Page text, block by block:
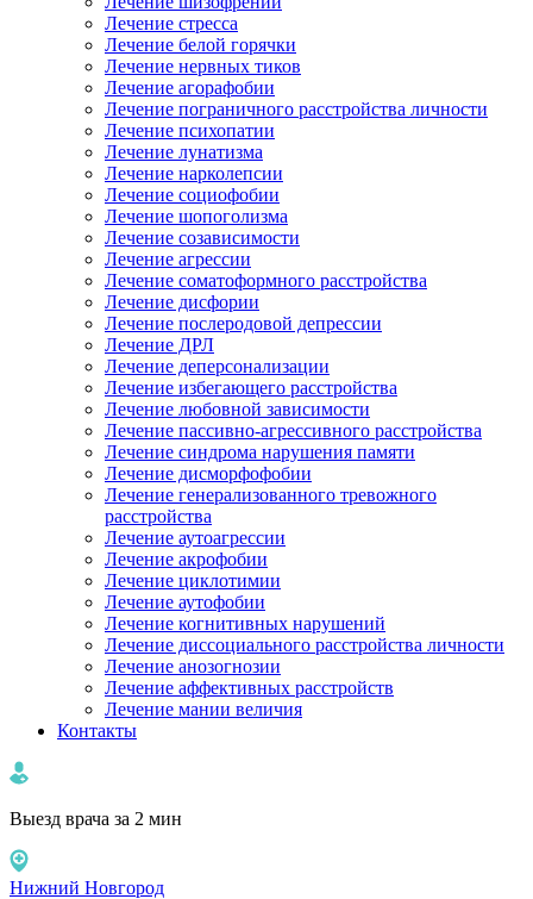
Лечение стресса
Лечение белой горячки
Лечение нервных тиков
Лечение агорафобии
Лечение пограничного расстройства личности
Лечение психопатии
Лечение лунатизма
Лечение нарколепсии
Лечение социофобии
Лечение шопоголизма
Лечение созависимости
Лечение агрессии
Лечение соматоформного расстройства
Лечение дисфории
Лечение послеродовой депрессии
Лечение ДРЛ
Лечение деперсонализации
Лечение избегающего расстройства
Лечение любовной зависимости
Лечение пассивно-агрессивного расстройства
Лечение синдрома нарушения памяти
Лечение дисморфофобии
Лечение генерализованного тревожного
расстройства
Лечение аутоагрессии
Лечение акрофобии
Лечение циклотимии
Лечение аутофобии
Лечение когнитивных нарушений
Лечение диссоциального расстройства личности
Лечение анозогнозии
Лечение аффективных расстройств
Лечение мании величия
Контакты
Выезд врача за 2 мин
Нижний Новгород